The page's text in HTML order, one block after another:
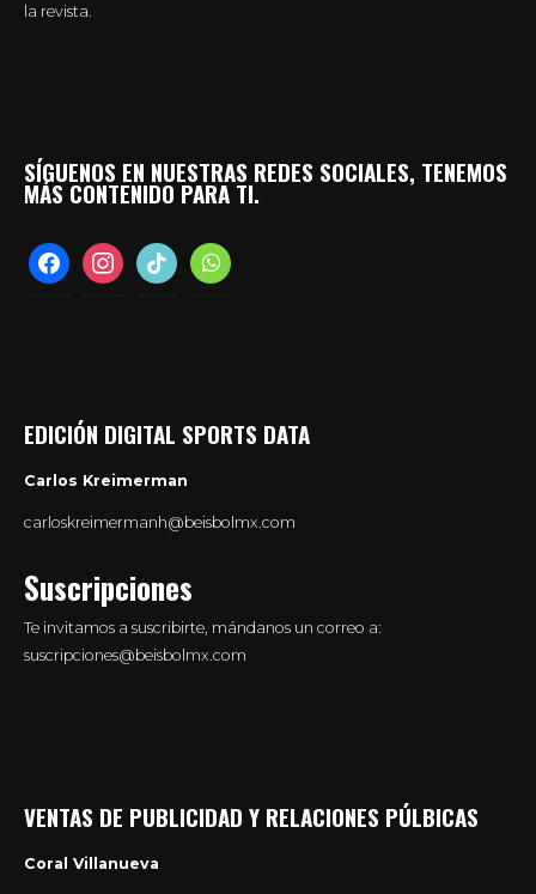
la revista.
SÍGUENOS EN NUESTRAS REDES SOCIALES, TENEMOS
MÁS CONTENIDO PARA TI.
facebookinstagramtiktok whatsapp
EDICIÓN DIGITAL SPORTS DATA
Carlos Kreimerman
carloskreimermanh@beisbolmx.com
Suscripciones
Te invitamos a suscribirte, mándanos un correo a:
suscripciones@beisbolmx.com
VENTAS DE PUBLICIDAD Y RELACIONES PÚLBICAS
Coral Villanueva